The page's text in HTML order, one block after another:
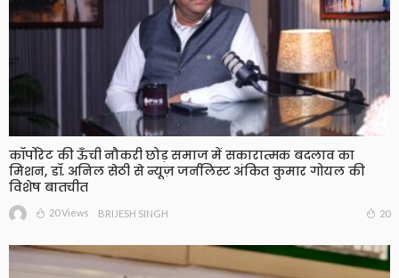
कॉर्पोरेट की ऊँची नौकरी छोड़ समाज में सकारात्मक बदलाव का
मिशन, डॉ. अनिल सेठी से न्यूज़ जर्नलिस्ट अंकित कुमार गोयल की
विशेष बातचीत
20 Views BRIJESH SINGH 20